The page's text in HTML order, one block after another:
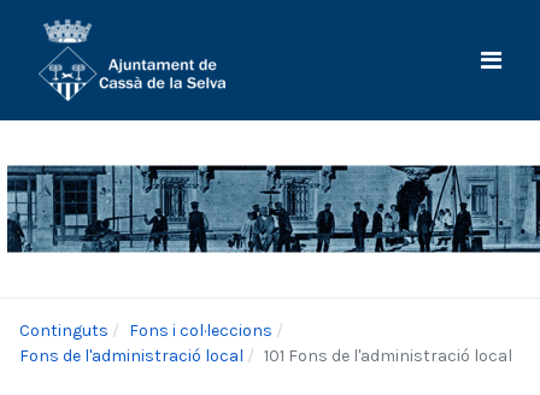
Continguts
Fons i col·leccions
Fons de l'administració local
101 Fons de l'administració local